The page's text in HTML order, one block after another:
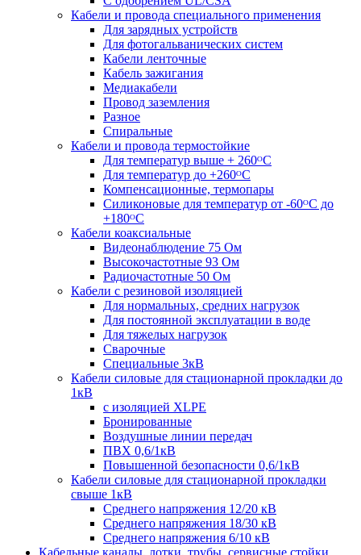
Кабели и провода специального применения
Для зарядных устройств
Для фотогальванических систем
Кабели ленточные
Кабель зажигания
Медиакабели
Провод заземления
Разное
Спиральные
Кабели и провода термостойкие
Для температур выше + 260ᴼС
Для температур до +260ᴼС
Компенсационные, термопары
Силиконовые для температур от -60ᴼC до
+180ᴼС
Кабели коаксиальные
Видеонаблюдение 75 Ом
Высокочастотные 93 Ом
Радиочастотные 50 Ом
Кабели с резиновой изоляцией
Для нормальных, средних нагрузок
Для постоянной эксплуатации в воде
Для тяжелых нагрузок
Сварочные
Специальные 3кВ
Кабели силовые для стационарной прокладки до
1кВ
c изоляцией XLPE
Бронированные
Воздушные линии передач
ПВХ 0,6/1кВ
Повышенной безопасности 0,6/1кВ
Кабели силовые для стационарной прокладки
свыше 1кВ
Среднего напряжения 12/20 кВ
Среднего напряжения 18/30 кВ
Среднего напряжения 6/10 кВ
Кабельные каналы, лотки, трубы, сервисные стойки